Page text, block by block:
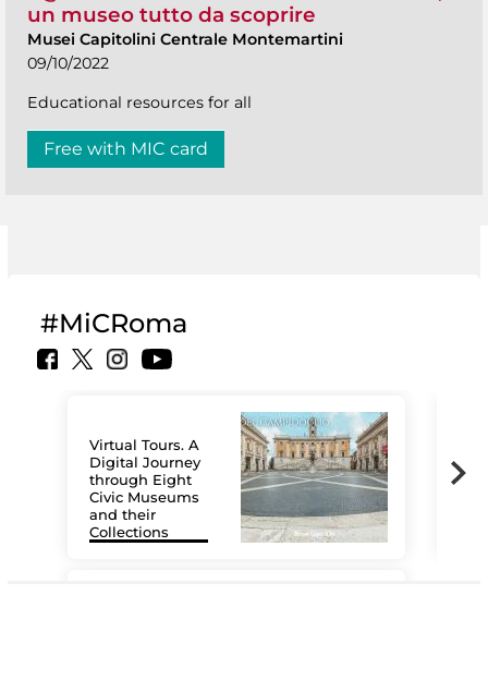
un museo tutto da scoprire
Musei Capitolini Centrale Montemartini
09/10/2022
Educational resources for all
Free with MIC card
#MiCRoma
Virtual Tours. A
Digital Journey
through Eight
Civic Museums
and their
Collections